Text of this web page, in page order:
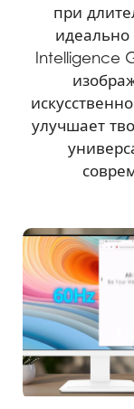
при
идеально
Intelligence
улучшает